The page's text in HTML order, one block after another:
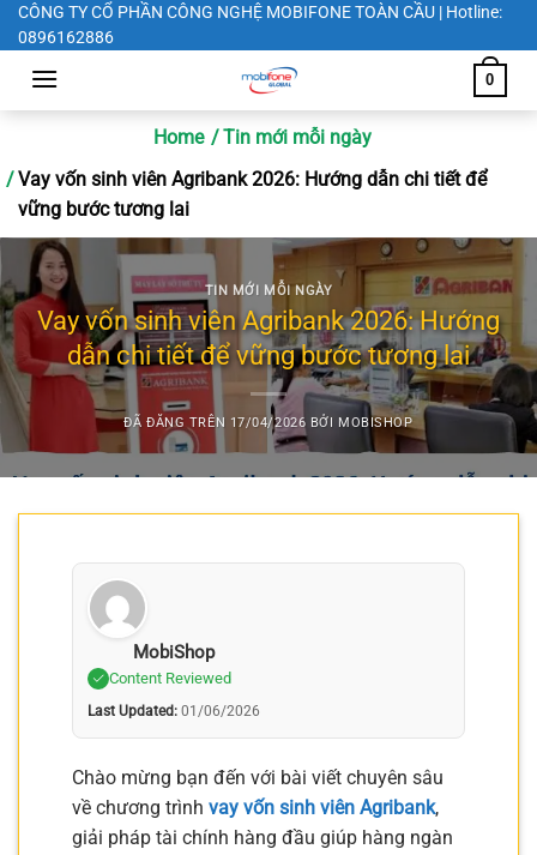
Chuyển
đến
CÔNG TY CỔ PHẦN CÔNG NGHỆ MOBIFONE TOÀN CẦU | Hotline:
0896162886
0
Home
Tin mới mỗi ngày
Vay vốn sinh viên Agribank 2026: Hướng dẫn chi tiết để
vững bước tương lai
TIN MỚI MỖI NGÀY
Vay vốn sinh viên Agribank 2026: Hướng
dẫn chi tiết để vững bước tương lai
ĐÃ ĐĂNG TRÊN 17/04/2026 BỞI MOBISHOP
MobiShop
Content Reviewed
Last Updated: 01/06/2026
Chào mừng bạn đến với bài viết chuyên sâu
về chương trình vay vốn sinh viên Agribank,
giải pháp tài chính hàng đầu giúp hàng ngàn